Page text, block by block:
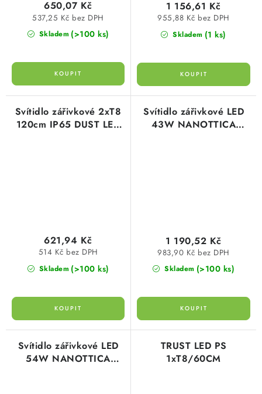
Skladem (>100 ks)
537,25 Kč bez DPH
650,07 Kč
Skladem (1 ks)
955,88 Kč bez DPH
1 156,61 Kč
Svítidlo zářivkové 2xT8
120cm IP65 DUST LED
Skladem (>100 ks)
514 Kč bez DPH
621,94 Kč
Svítidlo zářivkové LED
43W NANOTTICA
Skladem (>100 ks)
983,90 Kč bez DPH
1 190,52 Kč
Svítidlo zářivkové LED
54W NANOTTICA
TRUST LED PS
1xT8/60CM